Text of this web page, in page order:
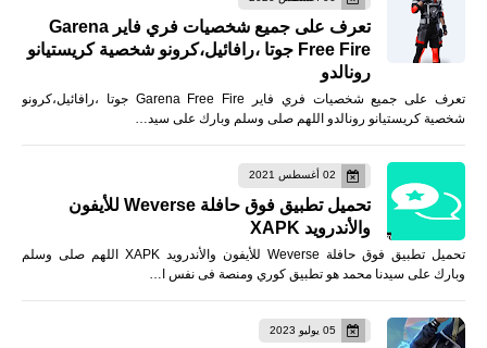
تعرف على جميع شخصيات فري فاير Garena
Free Fire جوتا ،رافائيل،كرونو شخصية كريستيانو
رونالدو
تعرف على جميع شخصيات فري فاير Garena Free Fire جوتا ،رافائيل،كرونو
شخصية كريستيانو رونالدو اللهم صلى وسلم وبارك على سيد…
02 أغسطس 2021
تحميل تطبيق فوق حافلة Weverse للأيفون
والأندرويد XAPK
تحميل تطبيق فوق حافلة Weverse للأيفون والأندرويد XAPK اللهم صلى وسلم
وبارك على سيدنا محمد هو تطبيق كوري ومنصة فى نفس ا…
05 يوليو 2023